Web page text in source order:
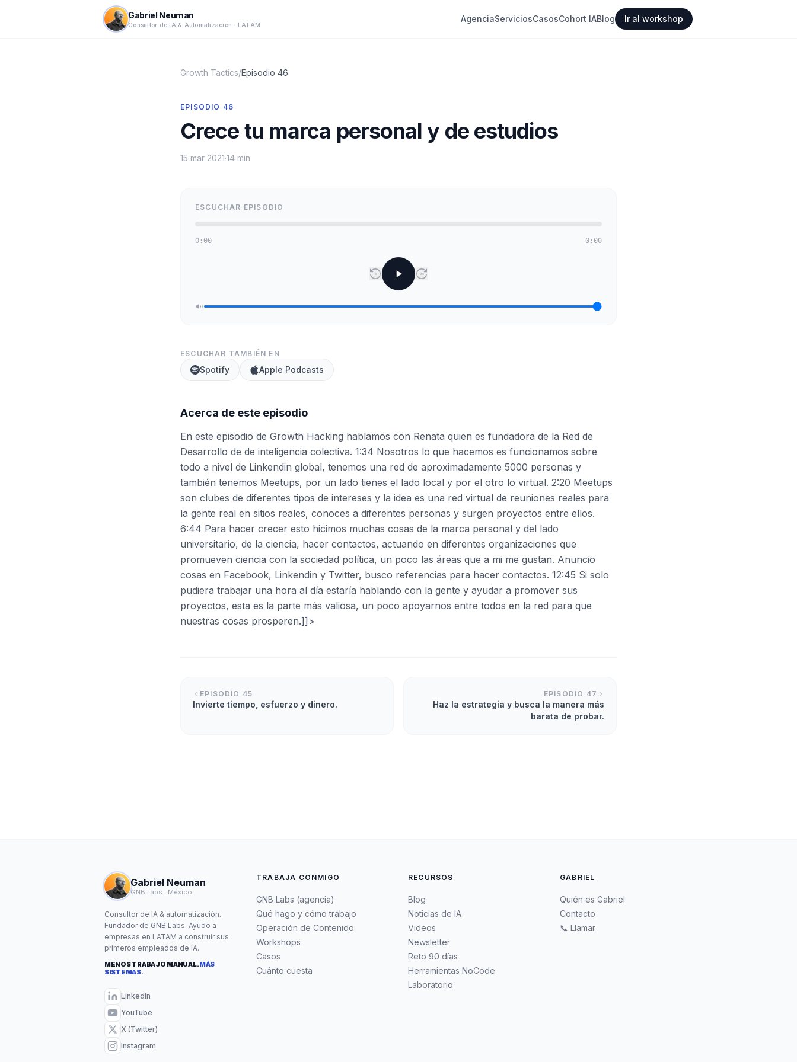
Gabriel Neuman
Consultor de IA & Automatización · LATAM
AgenciaServiciosCasosCohort IABlog Ir al workshop
Growth Tactics/Episodio 46
EPISODIO 46
Crece tu marca personal y de estudios
15 mar 2021·14 min
ESCUCHAR EPISODIO
0:00 0:00
15 30
ESCUCHAR TAMBIÉN EN
Spotify Apple Podcasts
Acerca de este episodio
En este episodio de Growth Hacking hablamos con Renata quien es fundadora de la Red de
Desarrollo de de inteligencia colectiva. 1:34 Nosotros lo que hacemos es funcionamos sobre
todo a nivel de Linkendin global, tenemos una red de aproximadamente 5000 personas y
también tenemos Meetups, por un lado tienes el lado local y por el otro lo virtual. 2:20 Meetups
son clubes de diferentes tipos de intereses y la idea es una red virtual de reuniones reales para
la gente real en sitios reales, conoces a diferentes personas y surgen proyectos entre ellos.
6:44 Para hacer crecer esto hicimos muchas cosas de la marca personal y del lado
universitario, de la ciencia, hacer contactos, actuando en diferentes organizaciones que
promueven ciencia con la sociedad política, un poco las áreas que a mi me gustan. Anuncio
cosas en Facebook, Linkendin y Twitter, busco referencias para hacer contactos. 12:45 Si solo
pudiera trabajar una hora al día estaría hablando con la gente y ayudar a promover sus
proyectos, esta es la parte más valiosa, un poco apoyarnos entre todos en la red para que
nuestras cosas prosperen.]]>
EPISODIO 45
Invierte tiempo, esfuerzo y dinero.
EPISODIO 47
Haz la estrategia y busca la manera más
barata de probar.
Gabriel Neuman
GNB Labs · México
Consultor de IA & automatización.
Fundador de GNB Labs. Ayudo a
empresas en LATAM a construir sus
primeros empleados de IA.
MENOS TRABAJO MANUAL.MÁS
SISTEMAS.
LinkedIn
YouTube
X (Twitter)
Instagram
TRABAJA CONMIGO
GNB Labs (agencia)
Qué hago y cómo trabajo
Operación de Contenido
Workshops
Casos
Cuánto cuesta
RECURSOS
Blog
Noticias de IA
Videos
Newsletter
Reto 90 días
Herramientas NoCode
Laboratorio
GABRIEL
Quién es Gabriel
Contacto
📞 Llamar